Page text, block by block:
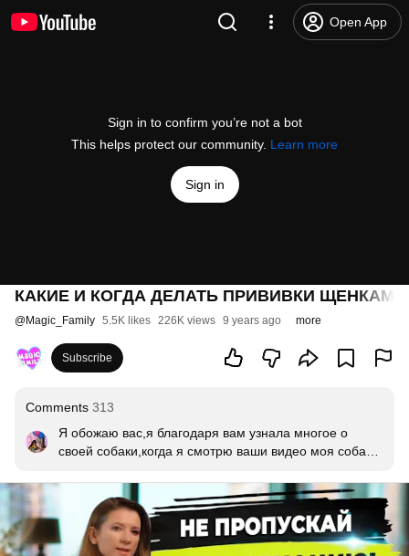
Open App
Sign in to confirm you’re not a bot
This helps protect our community. Learn more
Sign in
КАКИЕ И КОГДА ДЕЛАТЬ ПРИВИВКИ ЩЕНКАМ
@Magic_Family 5.5K likes 226K views 9 years ago more
Subscribe
Comments 313
Я обожаю вас,я благодаря вам узнала многое о
своей собаки,когда я смотрю ваши видео моя собака
смотрю другие видо она так не делает а всё потому
что вы ей очень нравитесь мы с моей собакой очень
ждём нового видео!!!!